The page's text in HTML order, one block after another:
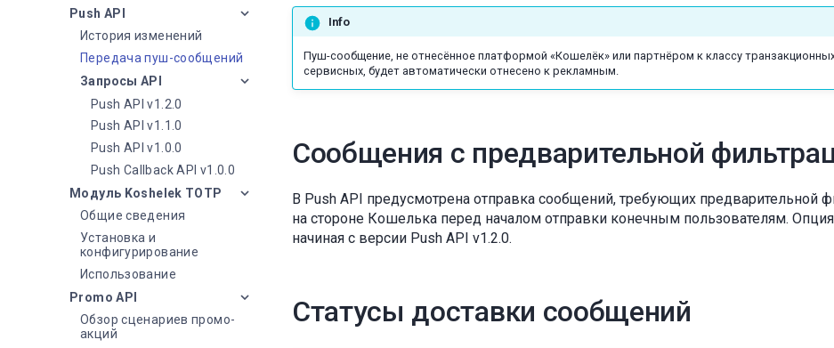
Push API
История изменений
Передача пуш-сообщений
Запросы API
Push API v1.2.0
Push API v1.1.0
Push API v1.0.0
Push Callback API v1.0.0
Модуль Koshelek TOTP
Общие сведения
Установка и
конфигурирование
Использование
Promo API
Обзор сценариев промо-
акций
Info
Пуш-сообщение, не отнесённое платформой «Кошелёк» или партнёром к классу
сервисных, будет автоматически отнесено к рекламным.
Сообщения с предварительной
В Push API предусмотрена отправка сообщений, требующих предварительной
на стороне Кошелька перед началом отправки конечным пользователям.
начиная с версии Push API v1.2.0.
Статусы доставки сообщений